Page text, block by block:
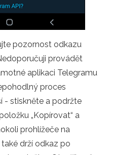
pozornost odkazu
provádět
aplikaci Telegramu
proces
- stiskněte a podržte
„Kopírovat“ a
prohlížeče na
drží odkaz po